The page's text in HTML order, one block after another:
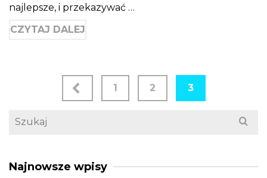
najlepsze, i przekazywać …
CZYTAJ DALEJ
Nawigacja
wpisach
1 2 3
Search
Najnowsze wpisy